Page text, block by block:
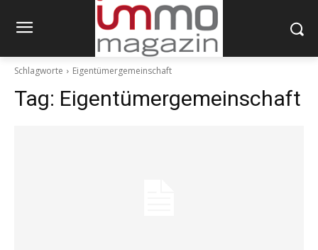
Schlagworte Eigentümergemeinschaft
Tag: Eigentümergemeinschaft